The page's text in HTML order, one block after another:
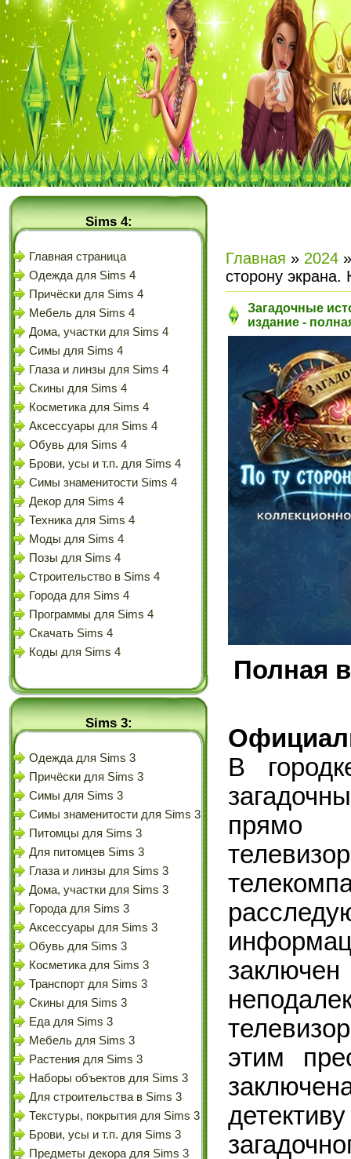
Sims 4:
Главная страница
Одежда для Sims 4
Причёски для Sims 4
Мебель для Sims 4
Дома, участки для Sims 4
Симы для Sims 4
Глаза и линзы для Sims 4
Скины для Sims 4
Косметика для Sims 4
Аксессуары для Sims 4
Обувь для Sims 4
Брови, усы и т.п. для Sims 4
Симы знаменитости Sims 4
Декор для Sims 4
Техника для Sims 4
Моды для Sims 4
Позы для Sims 4
Строительство в Sims 4
Города для Sims 4
Программы для Sims 4
Скачать Sims 4
Коды для Sims 4
Sims 3:
Одежда для Sims 3
Причёски для Sims 3
Симы для Sims 3
Симы знаменитости для Sims 3
Питомцы для Sims 3
Для питомцев Sims 3
Глаза и линзы для Sims 3
Дома, участки для Sims 3
Города для Sims 3
Аксессуары для Sims 3
Обувь для Sims 3
Косметика для Sims 3
Транспорт для Sims 3
Скины для Sims 3
Еда для Sims 3
Мебель для Sims 3
Растения для Sims 3
Наборы объектов для Sims 3
Для строительства в Sims 3
Текстуры, покрытия для Sims 3
Брови, усы и т.п. для Sims 3
Предметы декора для Sims 3
Главная » 2024 »
сторону
Загадочные
издание -
Полная
В
прямо
этим